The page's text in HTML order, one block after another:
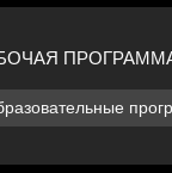
ПРОГРАММА